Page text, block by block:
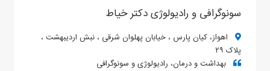
سونوگرافی و رادیولوژی دکتر خیاط
اهواز، کیان پارس ، خیابان پهلوان شرقی ، نبش اردیبهشت ،
پلاک ۲۹
بهداشت و درمان، رادیولوژی و سونوگرافی